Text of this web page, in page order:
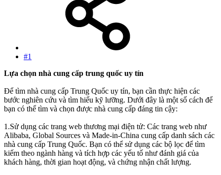
#1
Lựa chọn nhà cung cấp trung quốc uy tín
Để tìm nhà cung cấp Trung Quốc uy tín, bạn cần thực hiện các
bước nghiên cứu và tìm hiểu kỹ lưỡng. Dưới đây là một số cách để
bạn có thể tìm và chọn được nhà cung cấp đáng tin cậy:
1.Sử dụng các trang web thương mại điện tử: Các trang web như
Alibaba, Global Sources và Made-in-China cung cấp danh sách các
nhà cung cấp Trung Quốc. Bạn có thể sử dụng các bộ lọc để tìm
kiếm theo ngành hàng và tích hợp các yếu tố như đánh giá của
khách hàng, thời gian hoạt động, và chứng nhận chất lượng.